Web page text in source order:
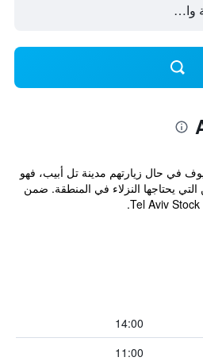
في حال زيارتهم مدينة تل أبيب، فهو
يحتاجها النزلاء في المنطقة. ضمن
14:00
11:00